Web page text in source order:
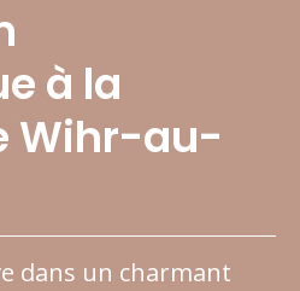
à la
Wihr-au-
dans un charmant